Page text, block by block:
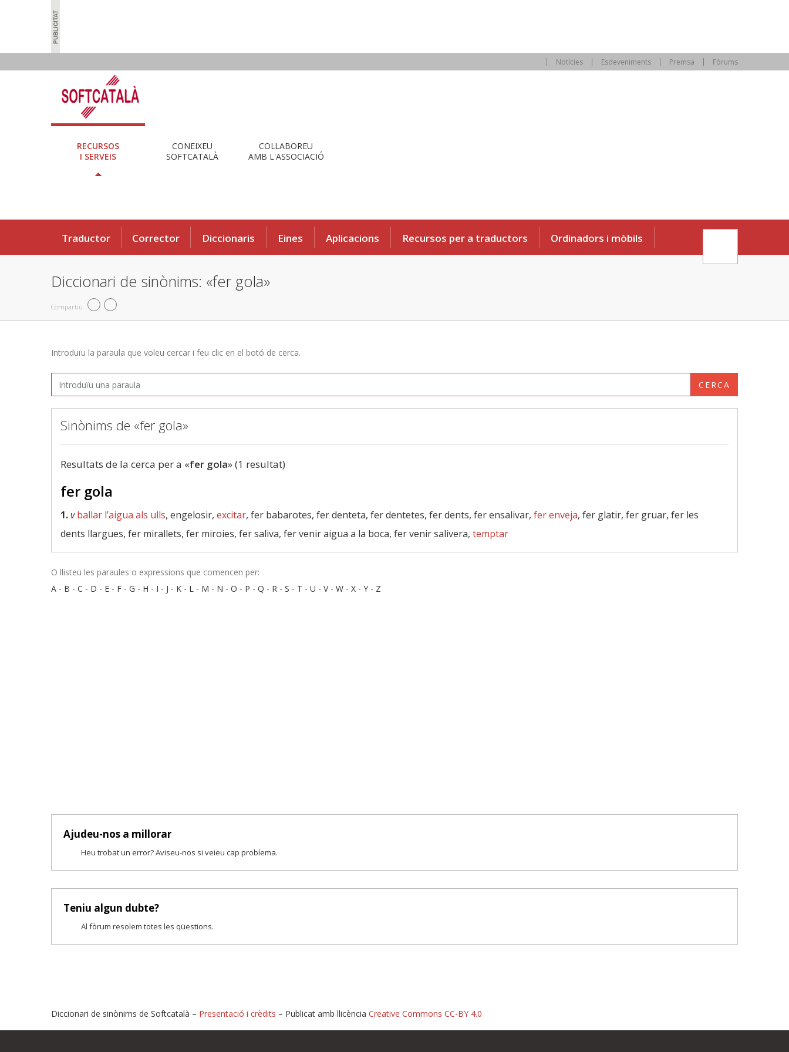
Notícies Esdeveniments Premsa Fòrums
RECURSOS
I SERVEIS
CONEIXEU
SOFTCATALÀ
COL·LABOREU
AMB L'ASSOCIACIÓ
Traductor Corrector Diccionaris Eines Aplicacions Recursos per a traductors Ordinadors i mòbils
Diccionari de sinònims: «fer gola»
Compartiu
Introduïu la paraula que voleu cercar i feu clic en el botó de cerca.
CERCA
Sinònims de «fer gola»
Resultats de la cerca per a «fer gola» (1 resultat)
fer gola
1.v ballar l’aigua als ulls, engelosir, excitar, fer babarotes, fer denteta, fer dentetes, fer dents, fer ensalivar, fer enveja, fer glatir, fer gruar, fer les
dents llargues, fer mirallets, fer miroies, fer saliva, fer venir aigua a la boca, fer venir salivera, temptar
O llisteu les paraules o expressions que comencen per:
A - B - C - D - E - F - G - H - I - J - K - L - M - N - O - P - Q - R - S - T - U - V- W - X - Y - Z
Ajudeu-nos a millorar
Heu trobat un error? Aviseu-nos si veieu cap problema.
Teniu algun dubte?
Al fòrum resolem totes les qüestions.
Diccionari de sinònims de Softcatalà – Presentació i crèdits – Publicat amb llicència Creative Commons CC-BY 4.0